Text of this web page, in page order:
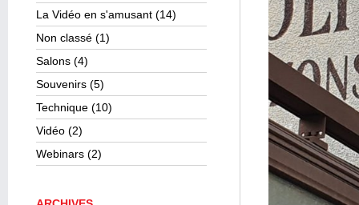
La Vidéo en s'amusant (14)
Non classé (1)
Salons (4)
Souvenirs (5)
Technique (10)
Vidéo (2)
Webinars (2)